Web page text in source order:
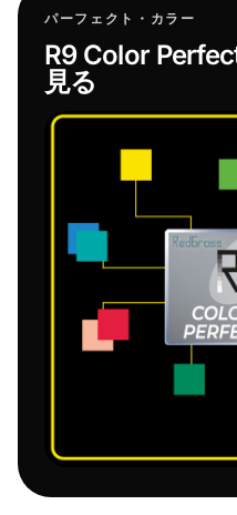
パーフェクト・カラー
R9 Color
見る